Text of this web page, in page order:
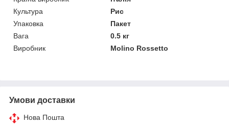
Культура
Рис
Упаковка
Пакет
Вага
0.5 кг
Виробник
Molino Rossetto
Умови доставки
Нова Пошта